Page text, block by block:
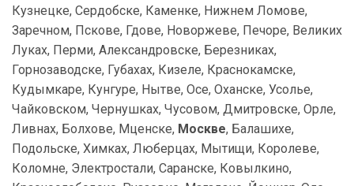
Кузнецке, Сердобске, Каменке, Нижнем Ломове,
Заречном, Пскове, Гдове, Новоржеве, Печоре, Великих
Луках, Перми, Александровске, Березниках,
Горнозаводске, Губахах, Кизеле, Краснокамске,
Кудымкаре, Кунгуре, Нытве, Осе, Оханске, Усолье,
Чайковском, Чернушках, Чусовом, Дмитровске, Орле,
Ливнах, Болхове, Мценске, Москве, Балашихе,
Подольске, Химках, Люберцах, Мытищи, Королеве,
Коломне, Электростали, Саранске, Ковылкино,